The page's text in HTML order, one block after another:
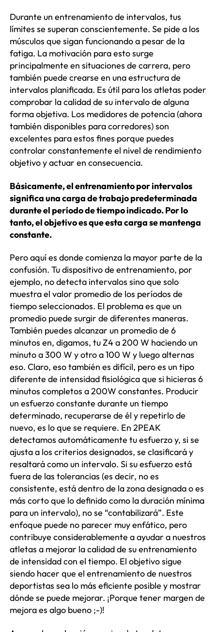
Durante un entrenamiento de intervalos, tus
límites se superan conscientemente. Se pide a los
músculos que sigan funcionando a pesar de la
fatiga. La motivación para esto surge
principalmente en situaciones de carrera, pero
también puede crearse en una estructura de
intervalos planificada. Es útil para los atletas poder
comprobar la calidad de su intervalo de alguna
forma objetiva. Los medidores de potencia (ahora
también disponibles para corredores) son
excelentes para estos fines porque puedes
controlar constantemente el nivel de rendimiento
objetivo y actuar en consecuencia.
Básicamente, el entrenamiento por intervalos
significa una carga de trabajo predeterminada
durante el período de tiempo indicado. Por lo
tanto, el objetivo es que esta carga se mantenga
constante.
Pero aquí es donde comienza la mayor parte de la
confusión. Tu dispositivo de entrenamiento, por
ejemplo, no detecta intervalos sino que solo
muestra el valor promedio de los períodos de
tiempo seleccionados. El problema es que un
promedio puede surgir de diferentes maneras.
También puedes alcanzar un promedio de 6
minutos en, digamos, tu Z4 a 200 W haciendo un
minuto a 300 W y otro a 100 W y luego alternas
eso. Claro, eso también es difícil, pero es un tipo
diferente de intensidad fisiológica que si hicieras 6
minutos completos a 200W constantes. Producir
un esfuerzo constante durante un tiempo
determinado, recuperarse de él y repetirlo de
nuevo, es lo que se requiere. En 2PEAK
detectamos automáticamente tu esfuerzo y, si se
ajusta a los criterios designados, se clasificará y
resaltará como un intervalo. Si su esfuerzo está
fuera de las tolerancias (es decir, no es
consistente, está dentro de la zona designada o es
más corto que lo definido como la duración mínima
para un intervalo), no se “contabilizará”. Este
enfoque puede no parecer muy enfático, pero
contribuye considerablemente a ayudar a nuestros
atletas a mejorar la calidad de su entrenamiento
de intensidad con el tiempo. El objetivo sigue
siendo hacer que el entrenamiento de nuestros
deportistas sea lo más eficiente posible y mostrar
dónde se puede mejorar. ¡Porque tener margen de
mejora es algo bueno ;-)!